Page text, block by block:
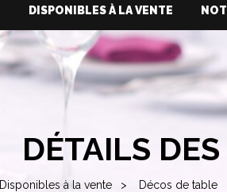
DISPONIBLES À LA VENTE
DÉTAILS
Disponibles à la vente Décos de table